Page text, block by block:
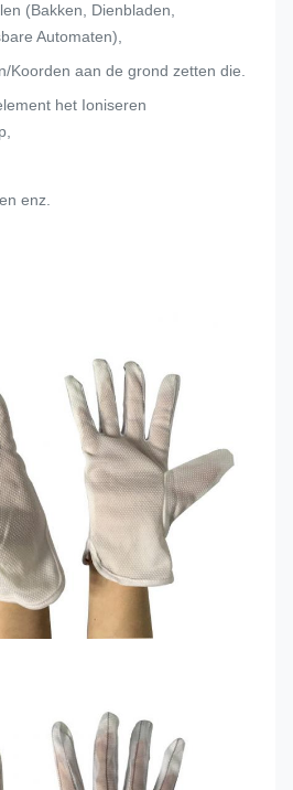
(Bakken, Dienbladen,
Automaten),
Koorden aan de grond zetten die.
het Ioniseren
enz.